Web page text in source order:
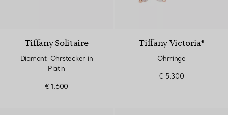
Tiffany Solitaire
Diamant-Ohrstecker in
Platin
€ 1.600
Tiffany Victoria®
Ohrringe
€ 5.300